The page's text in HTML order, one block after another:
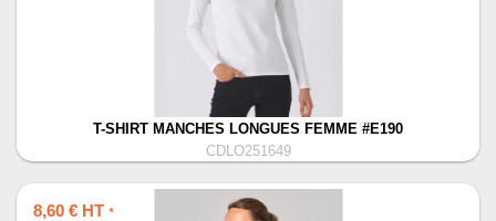
T-SHIRT MANCHES LONGUES FEMME #E190
CDLO251649
8,60 € HT *